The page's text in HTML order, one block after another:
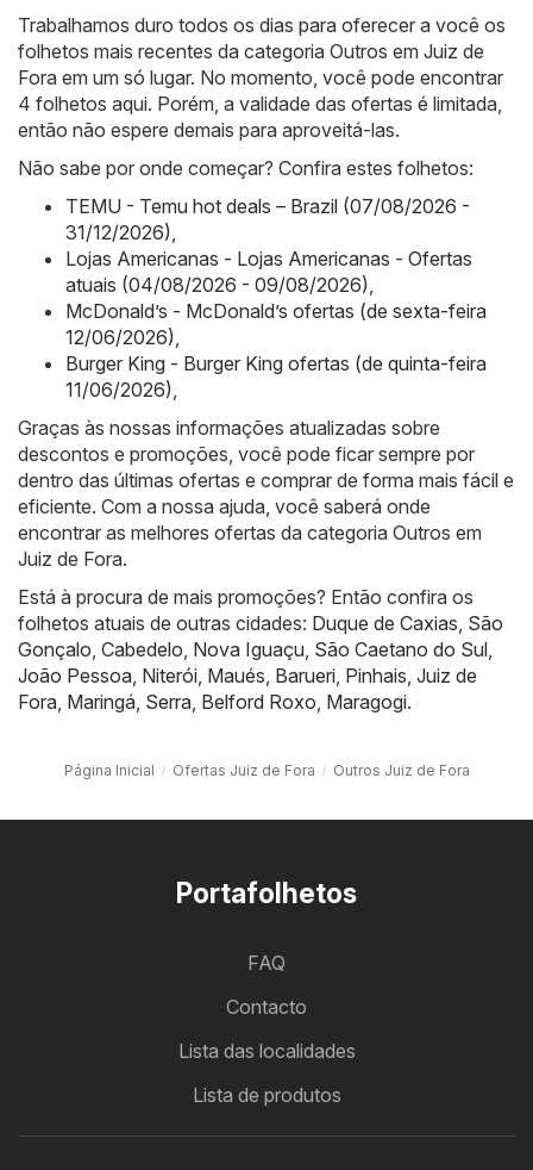
Trabalhamos duro todos os dias para oferecer a você os
folhetos mais recentes da categoria Outros em Juiz de
Fora em um só lugar. No momento, você pode encontrar
4 folhetos aqui. Porém, a validade das ofertas é limitada,
então não espere demais para aproveitá-las.
Não sabe por onde começar? Confira estes folhetos:
TEMU - Temu hot deals – Brazil (07/08/2026 -
31/12/2026)
Lojas Americanas - Lojas Americanas - Ofertas
atuais (04/08/2026 - 09/08/2026)
McDonald’s - McDonald’s ofertas (de sexta-feira
12/06/2026)
Burger King - Burger King ofertas (de quinta-feira
11/06/2026)
Graças às nossas informações atualizadas sobre
descontos e promoções, você pode ficar sempre por
dentro das últimas ofertas e comprar de forma mais fácil e
eficiente. Com a nossa ajuda, você saberá onde
encontrar as melhores ofertas da categoria Outros em
Juiz de Fora.
Está à procura de mais promoções? Então confira os
folhetos atuais de outras cidades: Duque de Caxias São
Gonçalo Cabedelo Nova Iguaçu São Caetano do Sul
João Pessoa Niterói Maués Barueri Pinhais Juiz de
Fora Maringá Serra Belford Roxo Maragogi.
Página Inicial Ofertas Juiz de Fora Outros Juiz de Fora
Portafolhetos
FAQ
Contacto
Lista das localidades
Lista de produtos